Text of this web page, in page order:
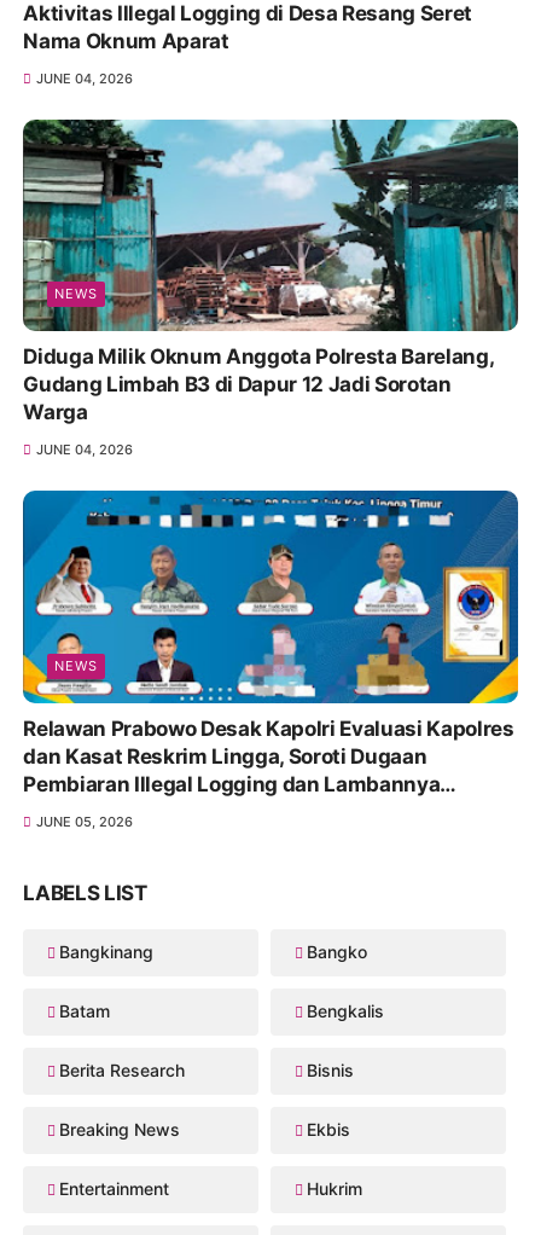
Aktivitas Illegal Logging di Desa Resang Seret
Nama Oknum Aparat
JUNE 04, 2026
NEWS
Diduga Milik Oknum Anggota Polresta Barelang,
Gudang Limbah B3 di Dapur 12 Jadi Sorotan
Warga
JUNE 04, 2026
NEWS
Relawan Prabowo Desak Kapolri Evaluasi Kapolres
dan Kasat Reskrim Lingga, Soroti Dugaan
Pembiaran Illegal Logging dan Lambannya
Penanganan Korupsi
JUNE 05, 2026
LABELS LIST
Bangkinang Bangko
Batam Bengkalis
Berita Research Bisnis
Breaking News Ekbis
Entertainment Hukrim